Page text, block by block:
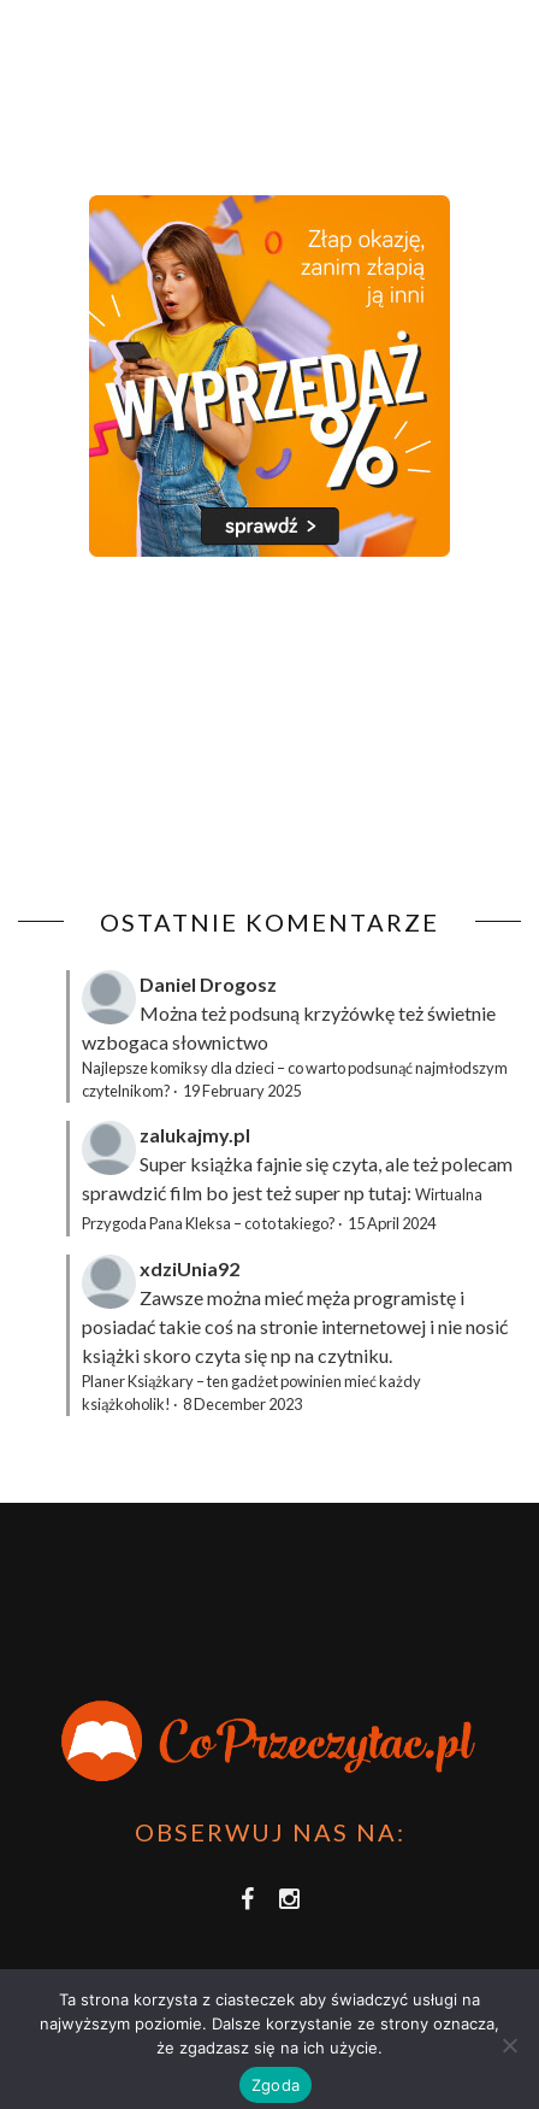
OSTATNIE KOMENTARZE
Daniel Drogosz
Można też podsuną krzyżówkęteż świetnie
wzbogaca słownictwo
Najlepsze komiksy dla dzieci – co warto podsunąć najmłodszym
czytelnikom? · 19 February 2025
zalukajmy.pl
Super książka fajnie się czyta, ale też polecam
sprawdzić film bo jest też super np tutaj: Wirtualna
Przygoda Pana Kleksa – co to takiego? · 15 April 2024
xdziUnia92
Zawsze można mieć męża programistę i
posiadać takie coś na stronie internetowej i nie nosić
książki skoro czyta się np na czytniku.
Planer Książkary – ten gadżet powinien mieć każdy
książkoholik! · 8 December 2023
OBSERWUJ NAS NA:
COPRZECZYTAĆ.PL 2021 | STRONA WYKORZYSTUJE PLIKI COOKIES |
POLITYKĄ PRYWATNOŚCI
Ta strona korzysta z ciasteczek aby świadczyć usługi na
najwyższym poziomie. Dalsze korzystanie ze strony oznacza,
że zgadzasz się na ich użycie.
Zgoda